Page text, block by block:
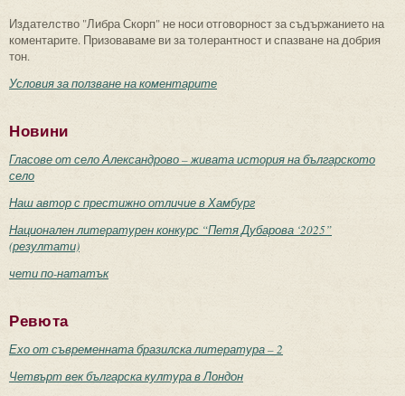
Издателство "Либра Скорп" не носи отговорност за съдържанието на
коментарите. Призоваваме ви за толерантност и спазване на добрия
тон.
Условия за ползване на коментарите
Новини
Гласове от село Александрово – живата история на българското
село
Наш автор с престижно отличие в Хамбург
Национален литературен конкурс “Петя Дубарова ‘2025”
(резултати)
чети по-нататък
Ревюта
Ехо от съвременната бразилска литература – 2
Четвърт век българска култура в Лондон